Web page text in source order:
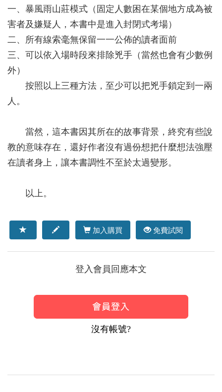
一、暴風雨山莊模式（固定人數困在某個地方成為被
害者及嫌疑人，本書中是進入封閉式考場）
二、所有線索毫無保留一一公佈的讀者面前
三、可以依入場時段來排除兇手（當然也會有少數例
外）
按照以上三種方法，至少可以把兇手鎖定到一兩
人。
當然，這本書因其所在的故事背景，終究有些說
教的意味存在，還好作者沒有過份想把什麼想法強壓
在讀者身上，讓本書調性不至於太過變形。
以上。
加入購買 免費試閱
登入會員回應本文
沒有帳號?